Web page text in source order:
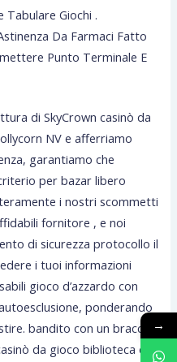
Tabulare Giochi .
Da Farmaci Fatto
Punto Terminale E
di SkyCrown casinò da
NV e afferriamo
garantiamo che
per bazar libero
i nostri scommetti
fornitore , e noi
di sicurezza protocollo il
i tuoi informazioni
gioco d’azzardo con
ponderando
bandito con un braccio
da gioco biblioteca di
→